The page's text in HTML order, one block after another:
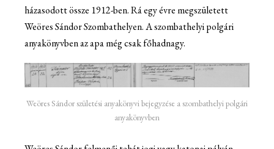
házasodott össze 1912-ben. Rá egy évre megszületett
Weöres Sándor Szombathelyen. A szombathelyi polgári
anyakönyvben az apa még csak főhadnagy.
Weöres Sándor születési anyakönyvi bejegyzése a szombathelyi polgári
anyakönyvben